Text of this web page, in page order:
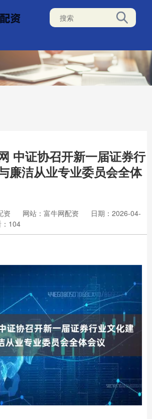
中证协召开新一届证券行
廉洁从业专业委员会全体
资 网站：富牛网配资
日期：2026-04-
104